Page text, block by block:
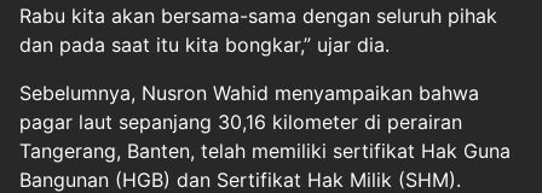
Rabu kita akan bersama-sama dengan seluruh pihak
dan pada saat itu kita bongkar,” ujar dia.
Sebelumnya, Nusron Wahid menyampaikan bahwa
pagar laut sepanjang 30,16 kilometer di perairan
Tangerang, Banten, telah memiliki sertifikat Hak Guna
Bangunan (HGB) dan Sertifikat Hak Milik (SHM).